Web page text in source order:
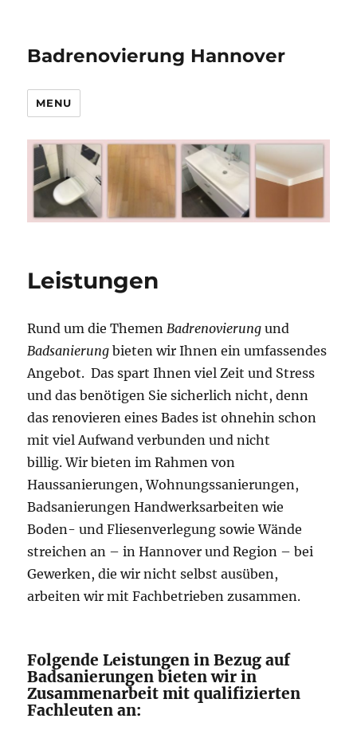
Badrenovierung Hannover
MENU
Leistungen
Rund um die ThemenBadrenovierung und
Badsanierung bieten wir Ihnen ein umfassendes
Angebot. Das spart Ihnen viel Zeit und Stress
und das benötigen Sie sicherlich nicht, denn
das renovieren eines Bades ist ohnehin schon
mit viel Aufwand verbunden und nicht
billig. Wir bieten im Rahmen von
Haussanierungen, Wohnungssanierungen,
Badsanierungen Handwerksarbeiten wie
Boden- und Fliesenverlegung sowie Wände
streichen an – in Hannover und Region – bei
Gewerken, die wir nicht selbst ausüben,
arbeiten wir mit Fachbetrieben zusammen.
Folgende Leistungen in Bezug auf
Badsanierungen bieten wir in
Zusammenarbeit mit qualifizierten
Fachleuten an: